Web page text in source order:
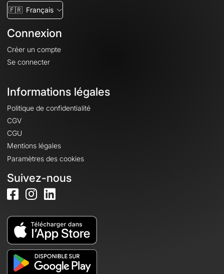
🇫🇷 Français
Connexion
Créer un compte
Se connecter
Informations légales
Politique de confidentialité
CGV
CGU
Mentions légales
Paramètres des cookies
Suivez-nous